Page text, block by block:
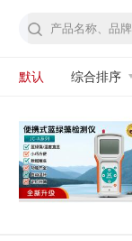
默认 综合排序